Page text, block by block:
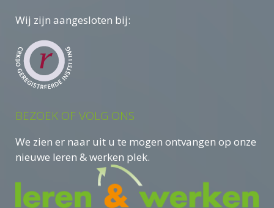
Wij zijn aangesloten bij:
BEZOEK OF VOLG ONS
We zien er naar uit u te mogen ontvangen op onze
nieuwe leren & werken plek.